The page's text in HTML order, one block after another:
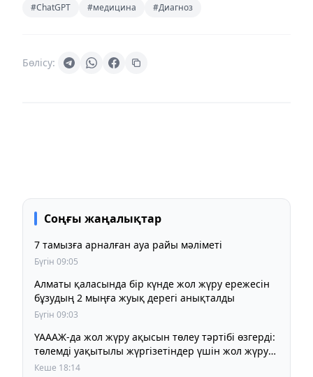
#ChatGPT #медицина #Диагноз
Бөлісу:
Соңғы жаңалықтар
7 тамызға арналған ауа райы мәліметі
Бүгін 09:05
Алматы қаласында бір күнде жол жүру ережесін
бұзудың 2 мыңға жуық дерегі анықталды
Бүгін 09:03
ҮАААЖ-да жол жүру ақысын төлеу тәртібі өзгерді:
төлемді уақытылы жүргізетіндер үшін жол жүру
құны бұрынғы деңгейде сақталады
Кеше 18:14